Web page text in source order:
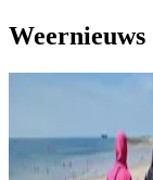
Weernieuws